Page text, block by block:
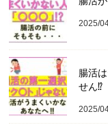
2025/
腸活
せん⁉️
2025/